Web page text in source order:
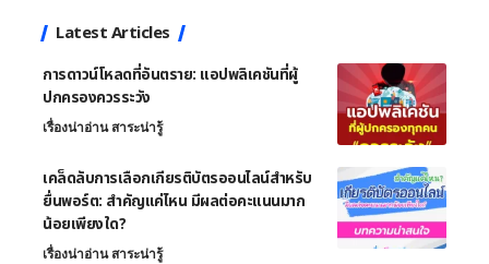
Latest Articles
การดาวน์โหลดที่อันตราย: แอปพลิเคชันที่ผู้
ปกครองควรระวัง
เรื่องน่าอ่าน สาระน่ารู้
เคล็ดลับการเลือกเกียรติบัตรออนไลน์สำหรับ
ยื่นพอร์ต: สำคัญแค่ไหน มีผลต่อคะแนนมาก
น้อยเพียงใด?
เรื่องน่าอ่าน สาระน่ารู้